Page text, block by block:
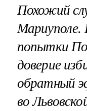
Похожий
попытки
доверие
обратный
во